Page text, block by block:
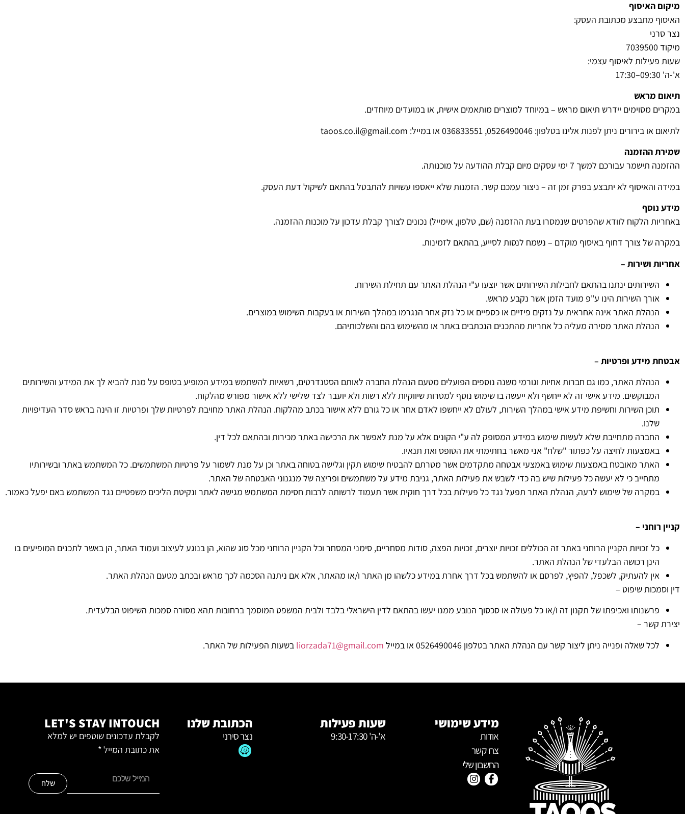
מיקום האיסוף
האיסוף מתבצע מכתובת העסק:
נצר סרני
מיקוד 7039500
שעות פעילות לאיסוף עצמי:
א'-ה' 09:30–17:30
תיאום מראש
במקרים מסוימים יידרש תיאום מראש – במיוחד למוצרים מותאמים אישית, או במועדים מיוחדים.
לתיאום או בירורים ניתן לפנות אלינו בטלפון: 0526490046, 036833551 או במייל: taoos.co.il@gmail.com
שמירת ההזמנה
ההזמנה תישמר עבורכם למשך 7 ימי עסקים מיום קבלת ההודעה על מוכנותה.
במידה והאיסוף לא יתבצע בפרק זמן זה – ניצור עמכם קשר. הזמנות שלא ייאספו עשויות להתבטל בהתאם לשיקול דעת העסק.
מידע נוסף
באחריות הלקוח לוודא שהפרטים שנמסרו בעת ההזמנה (שם, טלפון, אימייל) נכונים לצורך קבלת עדכון על מוכנות ההזמנה.
במקרה של צורך דחוף באיסוף מוקדם – נשמח לנסות לסייע, בהתאם לזמינות.
אחריות ושירות –
השירותים ינתנו בהתאם לחבילות השירותים אשר יוצעו ע"י הנהלת האתר עם תחילת השירות.
אורך השירות הינו ע"פ מועד הזמן אשר נקבע מראש.
הנהלת האתר אינה אחראית על נזקים פיזיים או כספיים או כל נזק אחר הנגרמו במהלך השירות או בעקבות השימוש במוצרים.
הנהלת האתר מסירה מעליה כל אחריות מהתכנים הנכתבים באתר או מהשימוש בהם והשלכותיהם.
אבטחת מידע ופרטיות –
הנהלת האתר, כמו גם חברות אחיות וגורמי משנה נוספים הפועלים מטעם הנהלת החברה לאותם הסטנדרטים, רשאיות להשתמש במידע המופיע בטופס על מנת להביא לך את המידע והשירותים
המבוקשים. מידע אישי זה לא ייחשף ולא ייעשה בו שימוש נוסף למטרות שיווקיות ללא רשות ולא יועבר לצד שלישי ללא אישור מפורש מהלקוח.
תוכן השירות וחשיפת מידע אישי במהלך השירות, לעולם לא ייחשפו לאדם אחר או כל גורם ללא אישור בכתב מהלקוח. הנהלת האתר מחויבת לפרטיות שלך ופרטיות זו הינה בראש סדר העדיפויות
שלנו.
החברה מתחייבת שלא לעשות שימוש במידע המסופק לה ע"י הקונים אלא על מנת לאפשר את הרכישה באתר מכירות ובהתאם לכל דין.
באמצעות לחיצה על כפתור "שלח" אני מאשר בחתימתי את הטופס ואת תנאיו.
האתר מאובטח באמצעות שימוש באמצעי אבטחה מתקדמים אשר מטרתם להבטיח שימוש תקין וגלישה בטוחה באתר וכן על מנת לשמור על פרטיות המשתמשים. כל המשתמש באתר ובשירותיו
מתחייב כי לא יעשה כל פעילות שיש בה כדי לשבש את פעילות האתר, גניבת מידע על משתמשים ופריצה של מנגנוני האבטחה של האתר.
במקרה של שימוש לרעה, הנהלת האתר תפעל נגד כל פעילות בכל דרך חוקית אשר תעמוד לרשותה לרבות חסימת המשתמש מגישה לאתר ונקיטת הליכים משפטיים נגד המשתמש באם יפעל כאמור.
קניין רוחני –
כל זכויות הקניין הרוחני באתר זה הכוללים זכויות יוצרים, זכויות הפצה, סודות מסחריים, סימני המסחר וכל הקניין הרוחני מכל סוג שהוא, הן בנוגע לעיצוב ועמוד האתר, הן באשר לתכנים המופיעים בו
הינן רכושה הבלעדי של הנהלת האתר.
אין להעתיק, לשכפל, להפיץ, לפרסם או להשתמש בכל דרך אחרת במידע כלשהו מן האתר ו/או מהאתר, אלא אם ניתנה הסכמה לכך מראש ובכתב מטעם הנהלת האתר.
דין וסמכות שיפוט –
פרשנותו ואכיפתו של תקנון זה ו/או כל פעולה או סכסוך הנובע ממנו יעשו בהתאם לדין הישראלי בלבד ולבית המשפט המוסמך ברחובות תהא מסורה סמכות השיפוט הבלעדית.
יצירת קשר –
לכל שאלה ופנייה ניתן ליצור קשר עם הנהלת האתר בטלפון 0526490046 או במייל liorzada71@gmail.com בשעות הפעילות של האתר.
מידע שימושי
אודות
צרו קשר
החשבון שלי
שעות פעילות
א'-ה' 9:30-17:30
הכתובת שלנו
נצר סירני
LET'S STAY INTOUCH
לקבלת עדכונים שוטפים יש למלא
את כתובת המייל *
שלח